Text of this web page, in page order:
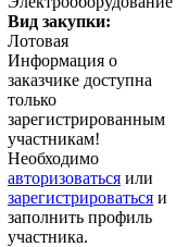
Вид закупки:
Лотовая
Информация о
заказчике доступна
только
зарегистрированным
участникам!
Необходимо
авторизоваться или
зарегистрироваться и
заполнить профиль
участника.